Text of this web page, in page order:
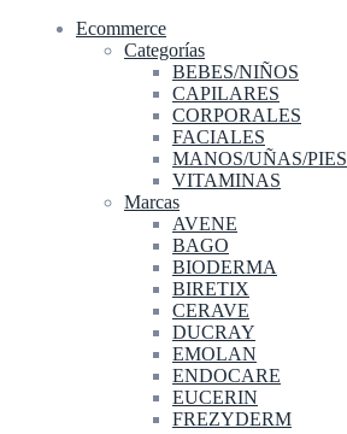
Ecommerce
Categorías
BEBES/NIÑOS
CAPILARES
CORPORALES
FACIALES
MANOS/UÑAS/PIES
VITAMINAS
Marcas
AVENE
BAGO
BIODERMA
BIRETIX
CERAVE
DUCRAY
EMOLAN
ENDOCARE
EUCERIN
FREZYDERM